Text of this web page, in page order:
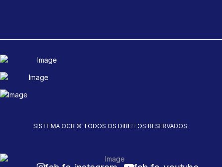
SISTEMA OCB © TODOS OS DIREITOS RESERVADOS.